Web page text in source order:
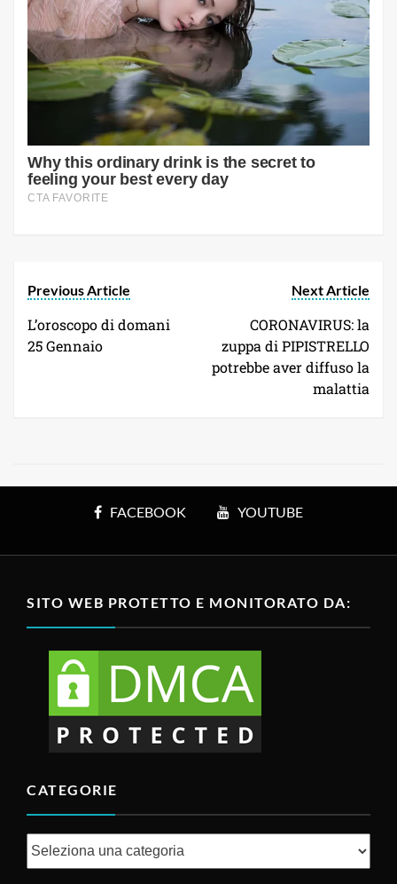
Previous Article
L’oroscopo di domani
25 Gennaio
Next Article
CORONAVIRUS: la
zuppa di PIPISTRELLO
potrebbe aver diffuso la
malattia
FACEBOOK YOUTUBE
SITO WEB PROTETTO E MONITORATO DA:
CATEGORIE
Categorie